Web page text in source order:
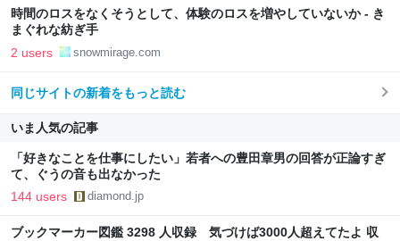
時間のロスをなくそうとして、体験のロスを増やしていないか - き
まぐれな紡ぎ手
2 users snowmirage.com
同じサイトの新着をもっと読む
いま人気の記事
「好きなことを仕事にしたい」若者への豊田章男の回答が正論すぎ
て、ぐうの音も出なかった
144 users diamond.jp
ブックマーカー図鑑 3298 人収録 気づけば3000人超えてたよ 収